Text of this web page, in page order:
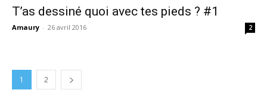
T’as dessiné quoi avec tes pieds ? #1
Amaury - 26 avril 2016 2
1 2